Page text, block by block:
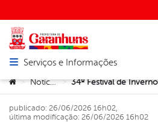
Abrir menu principal de navegação
Serviços e Informações
Você está aqui:
> Notícias >
publicado: 26/06/2026 16h02,
última modificação: 26/06/2026 16h02